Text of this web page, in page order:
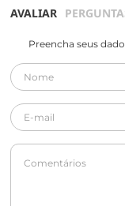
AVALIAR
Preencha seus